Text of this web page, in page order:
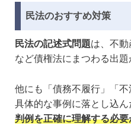
民法のおすすめ対策
民法の記述式問題は、不動
など債権法にまつわる出題
他にも「債務不履行」「
具体的な事例に落とし込ん
判例を正確に理解する必